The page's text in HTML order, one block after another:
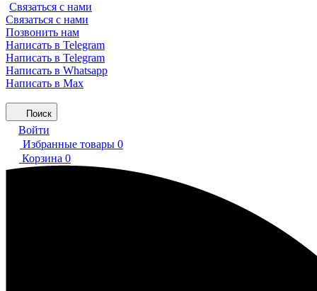
Связаться с нами
Связаться с нами
Позвонить нам
Написать в Telegram
Написать в Telegram
Написать в Whatsapp
Написать в Max
Поиск
Войти
Избранные товары 0
Корзина 0